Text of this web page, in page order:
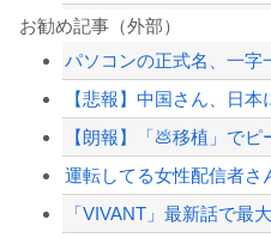
分かった分かった！もう
お勧め記事（外部）
パソコンの正式名、一字